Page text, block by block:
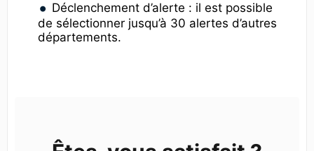
Déclenchement d’alerte : il est possible
de sélectionner jusqu’à 30 alertes d’autres
départements.